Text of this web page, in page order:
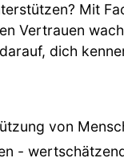
Mit
Vertrauen
dich
von
-